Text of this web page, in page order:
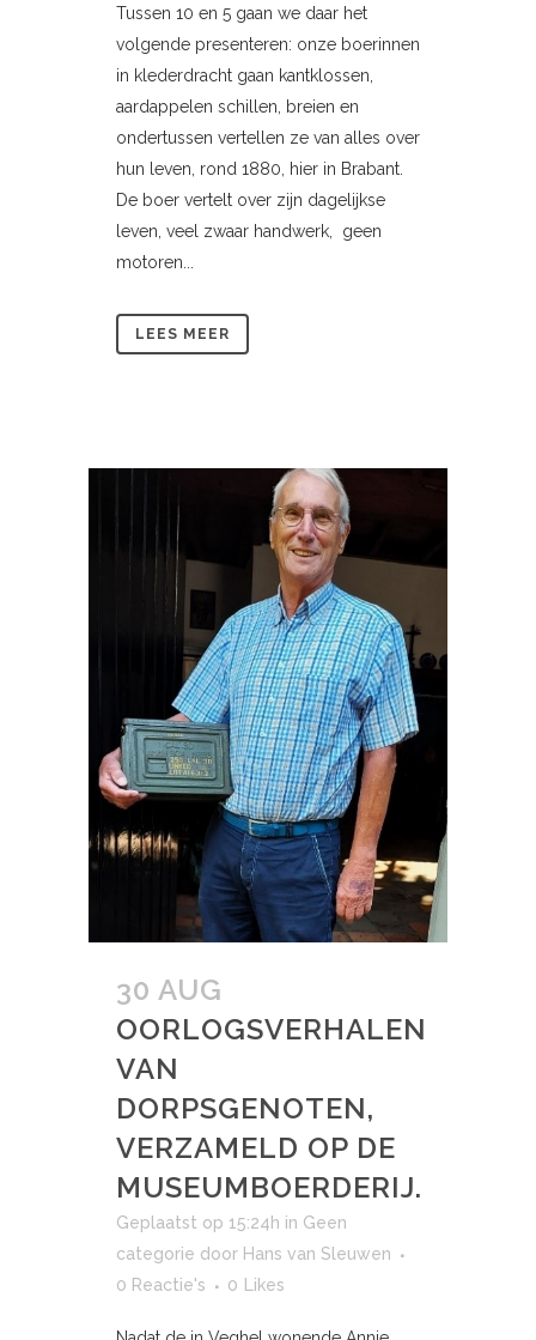
Tussen 10 en 5 gaan we daar het
volgende presenteren: onze boerinnen
in klederdracht gaan kantklossen,
aardappelen schillen, breien en
ondertussen vertellen ze van alles over
hun leven, rond 1880, hier in Brabant.
De boer vertelt over zijn dagelijkse
leven, veel zwaar handwerk, geen
motoren...
LEES MEER
30 AUG
OORLOGSVERHALEN
VAN
DORPSGENOTEN,
VERZAMELD OP DE
MUSEUMBOERDERIJ.
Geplaatst op 15:24h in Geen
categorie door Hans van Sleuwen
0 Reactie's
0 Likes